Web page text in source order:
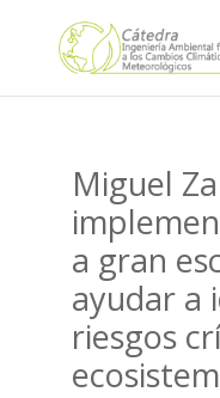
Miguel
a gran
ayudar a
riesgos